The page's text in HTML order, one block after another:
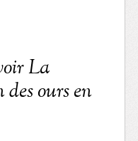
La
ours en